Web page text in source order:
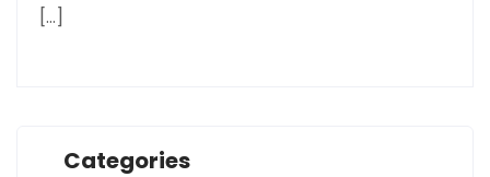
[…]
Categories